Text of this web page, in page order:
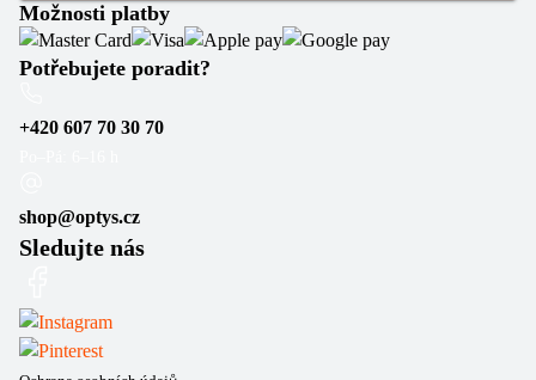
Možnosti platby
Potřebujete poradit?
+420 607 70 30 70
shop@optys.cz
Sledujte nás